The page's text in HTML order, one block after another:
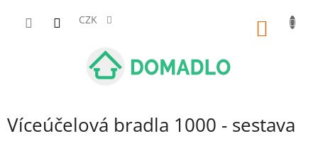
CZK
Víceúčelová bradla 1000 - sestava